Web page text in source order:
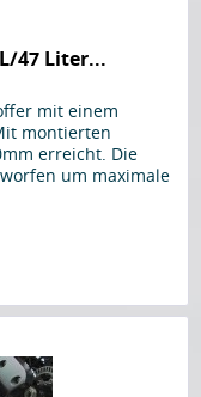
47 Liter...
mit einem
montierten
erreicht. Die
um maximale